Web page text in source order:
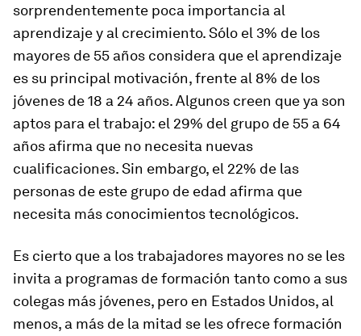
sorprendentemente poca importancia al
aprendizaje y al crecimiento. Sólo el 3% de los
mayores de 55 años considera que el aprendizaje
es su principal motivación, frente al 8% de los
jóvenes de 18 a 24 años. Algunos creen que ya son
aptos para el trabajo: el 29% del grupo de 55 a 64
años afirma que no necesita nuevas
cualificaciones. Sin embargo, el 22% de las
personas de este grupo de edad afirma que
necesita más conocimientos tecnológicos.
Es cierto que a los trabajadores mayores no se les
invita a programas de formación tanto como a sus
colegas más jóvenes, pero en Estados Unidos, al
menos, a más de la mitad se les ofrece formación